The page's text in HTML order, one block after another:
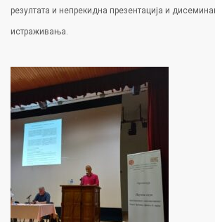
резултата и непрекидна презентација и
истраживања.